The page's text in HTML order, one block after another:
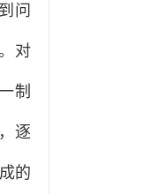
问
对
制
逐
的